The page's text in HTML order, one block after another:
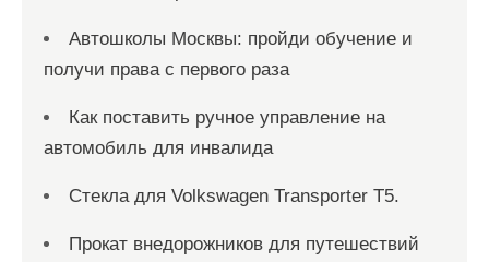
Автошколы Москвы: пройди обучение и
получи права с первого раза
Как поставить ручное управление на
автомобиль для инвалида
Стекла для Volkswagen Transporter T5.
Прокат внедорожников для путешествий